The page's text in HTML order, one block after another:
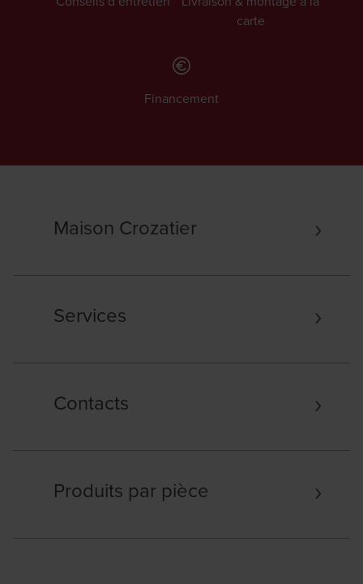
carte
Financement
Maison Crozatier
Services
Contacts
Produits par pièce